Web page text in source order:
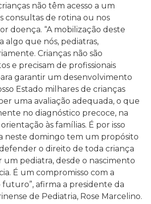
não têm acesso a um
consultas de rotina ou nos
doença. “A mobilização deste
algo que nós, pediatras,
Crianças não são
e precisam de profissionais
garantir um desenvolvimento
Estado milhares de crianças
uma avaliação adequada, o que
no diagnóstico precoce, na
às famílias. É por isso
neste domingo tem um propósito
o direito de toda criança
um pediatra, desde o nascimento
É um compromisso com a
futuro”, afirma a presidente da
de Pediatria, Rose Marcelino.